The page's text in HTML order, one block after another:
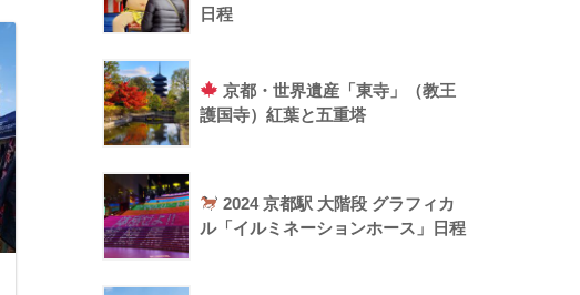
日程
京都・世界遺産「東寺」（教王
護国寺）紅葉と五重塔
2024 京都駅 大階段 グラフィカ
ル「イルミネーションホース」日程